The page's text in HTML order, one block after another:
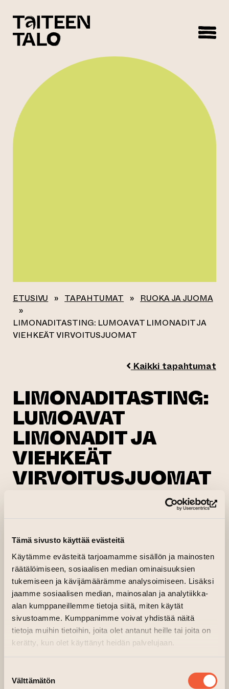
Tämä sivusto käyttää evästeitä
Käytämme evästeitä tarjoamamme sisällön ja mainosten
räätälöimiseen, sosiaalisen median ominaisuuksien
tukemiseen ja kävijämäärämme analysoimiseen. Lisäksi
jaamme sosiaalisen median, mainosalan ja analytiikka-
alan kumppaneillemme tietoja siitä, miten käytät
sivustoamme. Kumppanimme voivat yhdistää näitä
tietoja muihin tietoihin, joita olet antanut heille tai joita on
kerätty, kun olet käyttänyt heidän palvelujaan.
valinta
Välttämätön
ETUSIVU » TAPAHTUMAT »
RUOKA JA JUOMA
»
LIMONADITASTING: LUMOAVAT LIMONADIT JA
VIEHKEÄT VIRVOITUSJUOMAT
Kaikki tapahtumat
LIMONADITASTING:
LUMOAVAT
LIMONADIT JA
VIEHKEÄT
VIRVOITUSJUOMAT
Osta lippu(siirtyy
Järjestäjä:Tapahtumakeittiö
Astu kuplivaan makujen maailmaan. Palkittu
baarimestari ja Food AmbassadorTanja
Rauniojohdattelee osallistujat tarinoiden
avulla lumoavien limonadien äärelle.
Tastingissa maistellaan alkoholittomia juomia,
kuullaan kiehtovia kertomuksia sekä
tutustutaan viehkeiden virvoitusjuomien